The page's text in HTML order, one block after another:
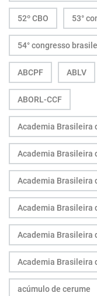
52º CBO 53°
54° congresso
ABCPF ABLV
ABORL-CCF
Academia Brasileira
Academia Brasileira
Academia Brasileira
Academia Brasileira
Academia Brasileira
Academia Brasileira
acúmulo de cerume